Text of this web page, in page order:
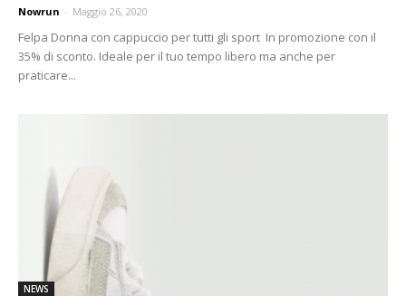
Nowrun - Maggio 26, 2020
Felpa Donna con cappuccio per tutti gli sport In promozione con il
35% di sconto. Ideale per il tuo tempo libero ma anche per
praticare...
NEWS